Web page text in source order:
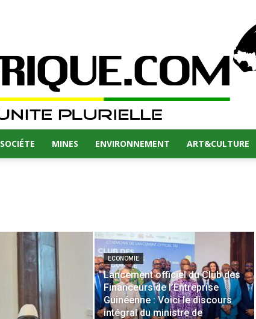
SOCIÉTE MINES ENVIRONNEMENT ART&CULTURE
ECONOMIE
Lancement officiel du Club des
Financeurs de l’Entreprise
Guinéenne : Voici le discours
intégral du ministre de